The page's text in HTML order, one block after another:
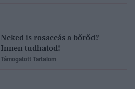
Neked is rosaceás a bőrőd?
Innen tudhatod!
Támogatott Tartalom